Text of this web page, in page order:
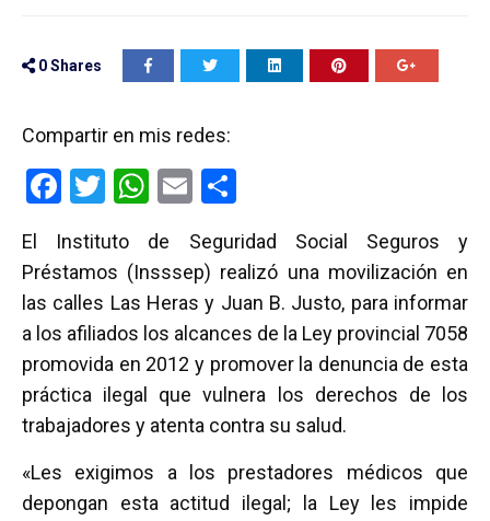
0Shares
Compartir en mis redes:
F
ce
b
o
o
k
T
tt
er
W
at
s
A
p
p
E
ail m
p
ar
tir
El Instituto de Seguridad Social Seguros y
Préstamos (Insssep) realizó una movilización en
las calles Las Heras y Juan B. Justo, para informar
a los afiliados los alcances de la Ley provincial 7058
promovida en 2012 y promover la denuncia de esta
práctica ilegal que vulnera los derechos de los
trabajadores y atenta contra su salud.
«Les exigimos a los prestadores médicos que
depongan esta actitud ilegal; la Ley les impide